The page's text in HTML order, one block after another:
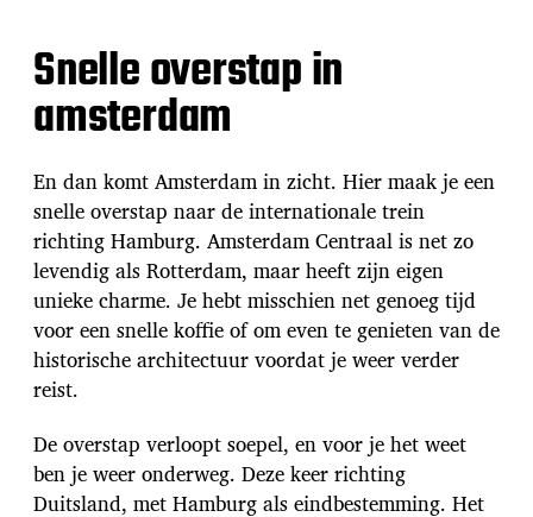
Snelle overstap in
amsterdam
En dan komt Amsterdam in zicht. Hier maak je een
snelle overstap naar de internationale trein
richting Hamburg. Amsterdam Centraal is net zo
levendig als Rotterdam, maar heeft zijn eigen
unieke charme. Je hebt misschien net genoeg tijd
voor een snelle koffie of om even te genieten van de
historische architectuur voordat je weer verder
reist.
De overstap verloopt soepel, en voor je het weet
ben je weer onderweg. Deze keer richting
Duitsland, met Hamburg als eindbestemming. Het